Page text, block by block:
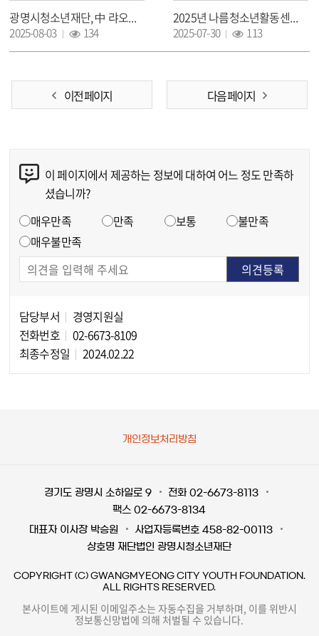
광명시청소년재단, 中 랴오청 청소년 국제교류단 환영식 개최 (25.08.03)
2025-08-03 134
2025년 나름청소년활동센터 광명시&야마토시 청소년국제교류 성공적으로 마무리 (25.07.30)
2025-07-30 113
이전 페이지 다음 페이지
이 페이지에서 제공하는 정보에 대하여 어느 정도 만족하
셨습니까?
매우만족 만족 보통
불만족
매우불만족
담당부서
경영지원실
전화번호
02-6673-8109
최종수정일
2024.02.22
개인정보처리방침
경기도 광명시 소하일로 9
전화 02-6673-8113
팩스 02-6673-8134
대표자 이사장 박승원
사업자등록번호 458-82-00113
상호명 재단법인 광명시청소년재단
COPYRIGHT (C) GWANGMYEONG CITY YOUTH FOUNDATION.
ALL RIGHTS RESERVED.
본사이트에 게시된 이메일주소는 자동수집을 거부하며, 이를 위반시
정보통신망법에 의해 처벌될 수 있습니다.